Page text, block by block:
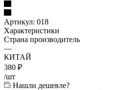
Артикул: 018
Характеристики
Страна производитель
—
КИТАЙ
380 ₽
/шт
Нашли дешевле?